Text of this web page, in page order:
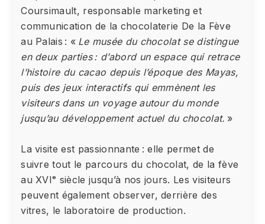
Coursimault, responsable marketing et
communication de la chocolaterie De la Fève
au Palais : « Le musée du chocolat se distingue
en deux parties : d’abord un espace qui retrace
l’histoire du cacao depuis l’époque des Mayas,
puis des jeux interactifs qui emmènent les
visiteurs dans un voyage autour du monde
jusqu’au développement actuel du chocolat. »
La visite est passionnante : elle permet de
suivre tout le parcours du chocolat, de la fève
au XVIᵉ siècle jusqu’à nos jours. Les visiteurs
peuvent également observer, derrière des
vitres, le laboratoire de production.